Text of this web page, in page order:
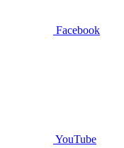
Facebook
YouTube